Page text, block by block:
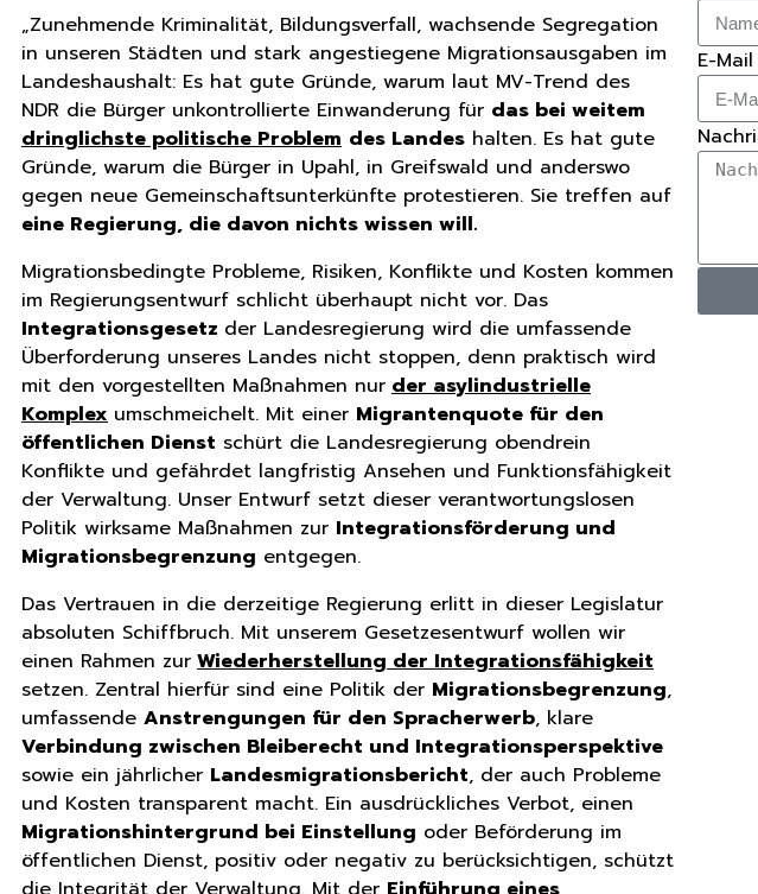
„Zunehmende Kriminalität, Bildungsverfall, wachsende Segregation
in unseren Städten und stark angestiegene Migrationsausgaben im
Landeshaushalt: Es hat gute Gründe, warum laut MV-Trend des
NDR die Bürger unkontrollierte Einwanderung für das bei weitem
dringlichste politische Problem des Landes halten. Es hat gute
Gründe, warum die Bürger in Upahl, in Greifswald und anderswo
gegen neue Gemeinschaftsunterkünfte protestieren. Sie treffen auf
eine Regierung, die davon nichts wissen will.
Migrationsbedingte Probleme, Risiken, Konflikte und Kosten kommen
im Regierungsentwurf schlicht überhaupt nicht vor. Das
Integrationsgesetz der Landesregierung wird die umfassende
Überforderung unseres Landes nicht stoppen, denn praktisch wird
mit den vorgestellten Maßnahmen nur der asylindustrielle
Komplex umschmeichelt. Mit einer Migrantenquote für den
öffentlichen Dienst schürt die Landesregierung obendrein
Konflikte und gefährdet langfristig Ansehen und Funktionsfähigkeit
der Verwaltung. Unser Entwurf setzt dieser verantwortungslosen
Politik wirksame Maßnahmen zur Integrationsförderung und
Migrationsbegrenzung entgegen.
Das Vertrauen in die derzeitige Regierung erlitt in dieser Legislatur
absoluten Schiffbruch. Mit unserem Gesetzesentwurf wollen wir
einen Rahmen zur Wiederherstellung der Integrationsfähigkeit
setzen. Zentral hierfür sind eine Politik der Migrationsbegrenzung,
umfassende Anstrengungen für den Spracherwerb, klare
Verbindung zwischen Bleiberecht und Integrationsperspektive
sowie ein jährlicher Landesmigrationsbericht, der auch Probleme
und Kosten transparent macht. Ein ausdrückliches Verbot, einen
Migrationshintergrund bei Einstellung oder Beförderung im
öffentlichen Dienst, positiv oder negativ zu berücksichtigen, schützt
E-Mail